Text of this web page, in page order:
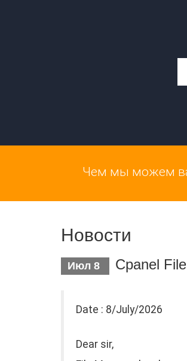
Чем мы можем
Новости
Июл 8 Cpanel
Date : 8/July/2026
Dear sir,